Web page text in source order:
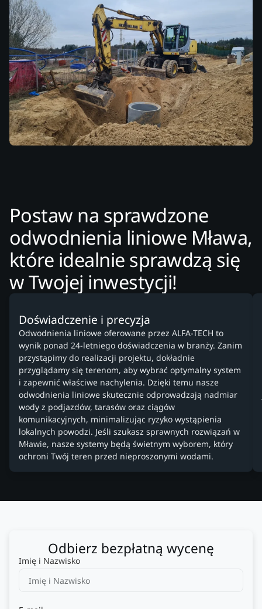
Postaw na sprawdzone
odwodnienia liniowe Mława,
które idealnie sprawdzą się
w Twojej inwestycji!
Doświadczenie i precyzja
Odwodnienia liniowe oferowane przez ALFA-TECH to
wynik ponad 24-letniego doświadczenia w branży. Zanim
przystąpimy do realizacji projektu, dokładnie
przyglądamy się terenom, aby wybrać optymalny system
i zapewnić właściwe nachylenia. Dzięki temu nasze
odwodnienia liniowe skutecznie odprowadzają nadmiar
wody z podjazdów, tarasów oraz ciągów
komunikacyjnych, minimalizując ryzyko wystąpienia
lokalnych powodzi. Jeśli szukasz sprawnych rozwiązań w
Mławie, nasze systemy będą świetnym wyborem, który
ochroni Twój teren przed nieproszonymi wodami.
Odbierz bezpłatną wycenę
Imię i Nazwisko